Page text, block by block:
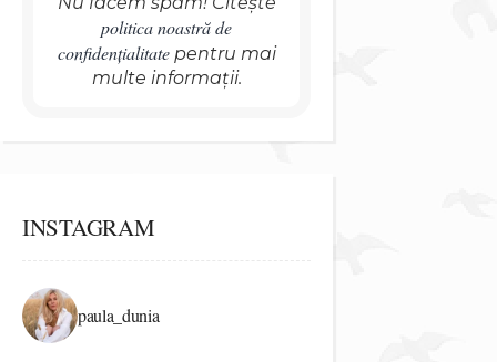
politica noastră de
confidențialitatepentru mai
multe informații.
INSTAGRAM
paula_dunia